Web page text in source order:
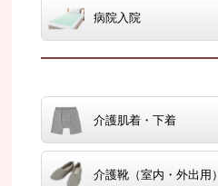
病院入院
介護肌着・下着
介護靴（室内・外出用）